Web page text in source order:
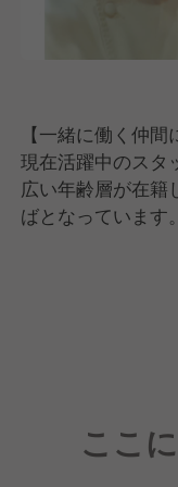
【一緒に働く仲間
現在活躍中のスタ
広い年齢層が在籍
ばとなっています
てくれているス
現場に関して、
作り上げている
員が協力し合う
ここ